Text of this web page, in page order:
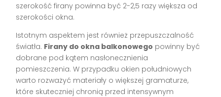
szerokość firany powinna być 2-2,5 razy większa od
szerokości okna.
Istotnym aspektem jest również przepuszczalność
światła. Firany do okna balkonowego powinny być
dobrane pod kątem nasłonecznienia
pomieszczenia. W przypadku okien południowych
warto rozważyć materiały o większej gramaturze,
które skuteczniej chronią przed intensywnym